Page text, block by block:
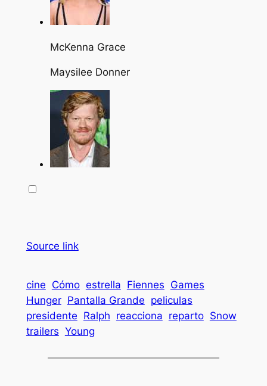
McKenna Grace
Maysilee Donner
Source link
cine Cómo estrella Fiennes Games
Hunger Pantalla Grande peliculas
presidente Ralph reacciona reparto Snow
trailers Young